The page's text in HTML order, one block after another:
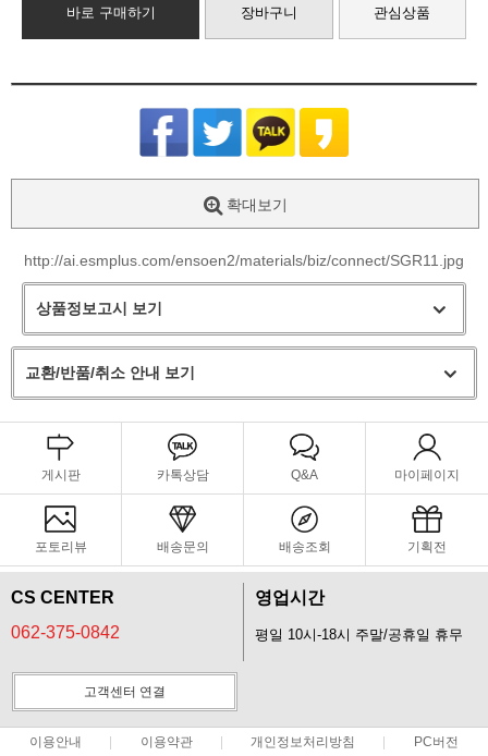
바로 구매하기 장바구니 관심상품
확대보기
http://ai.esmplus.com/ensoen2/materials/biz/connect/SGR11.jpg
상품정보고시 보기
교환/반품/취소 안내 보기
게시판 카톡상담 Q&A 마이페이지
포토리뷰 배송문의 배송조회 기획전
CS CENTER
062-375-0842
영업시간
평일 10시-18시 주말/공휴일 휴무
고객센터 연결
이용안내 이용약관 개인정보처리방침 PC버전